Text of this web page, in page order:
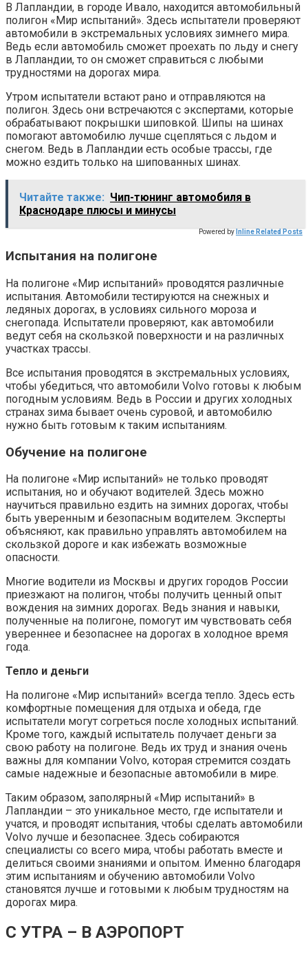
В Лапландии, в городе Ивало, находится автомобильный
полигон «Мир испытаний». Здесь испытатели проверяют
автомобили в экстремальных условиях зимнего мира.
Ведь если автомобиль сможет проехать по льду и снегу
в Лапландии, то он сможет справиться с любыми
трудностями на дорогах мира.
Утром испытатели встают рано и отправляются на
полигон. Здесь они встречаются с экспертами, которые
обрабатывают покрышки шиповкой. Шипы на шинах
помогают автомобилю лучше сцепляться с льдом и
снегом. Ведь в Лапландии есть особые трассы, где
можно ездить только на шипованных шинах.
Читайте также: Чип-тюнинг автомобиля в
Краснодаре плюсы и минусы
Powered by Inline Related Posts
Испытания на полигоне
На полигоне «Мир испытаний» проводятся различные
испытания. Автомобили тестируются на снежных и
ледяных дорогах, в условиях сильного мороза и
снегопада. Испытатели проверяют, как автомобили
ведут себя на скользкой поверхности и на различных
участках трассы.
Все испытания проводятся в экстремальных условиях,
чтобы убедиться, что автомобили Volvo готовы к любым
погодным условиям. Ведь в России и других холодных
странах зима бывает очень суровой, и автомобилю
нужно быть готовым к таким испытаниям.
Обучение на полигоне
На полигоне «Мир испытаний» не только проводят
испытания, но и обучают водителей. Здесь можно
научиться правильно ездить на зимних дорогах, чтобы
быть уверенным и безопасным водителем. Эксперты
объясняют, как правильно управлять автомобилем на
скользкой дороге и как избежать возможные
опасности.
Многие водители из Москвы и других городов России
приезжают на полигон, чтобы получить ценный опыт
вождения на зимних дорогах. Ведь знания и навыки,
полученные на полигоне, помогут им чувствовать себя
увереннее и безопаснее на дорогах в холодное время
года.
Тепло и деньги
На полигоне «Мир испытаний» всегда тепло. Здесь есть
комфортные помещения для отдыха и обеда, где
испытатели могут согреться после холодных испытаний.
Кроме того, каждый испытатель получает деньги за
свою работу на полигоне. Ведь их труд и знания очень
важны для компании Volvo, которая стремится создать
самые надежные и безопасные автомобили в мире.
Таким образом, заполярный «Мир испытаний» в
Лапландии – это уникальное место, где испытатели и
учатся, и проводят испытания, чтобы сделать автомобили
Volvo лучше и безопаснее. Здесь собираются
специалисты со всего мира, чтобы работать вместе и
делиться своими знаниями и опытом. Именно благодаря
этим испытаниям и обучению автомобили Volvo
становятся лучше и готовыми к любым трудностям на
дорогах мира.
С УТРА – В АЭРОПОРТ